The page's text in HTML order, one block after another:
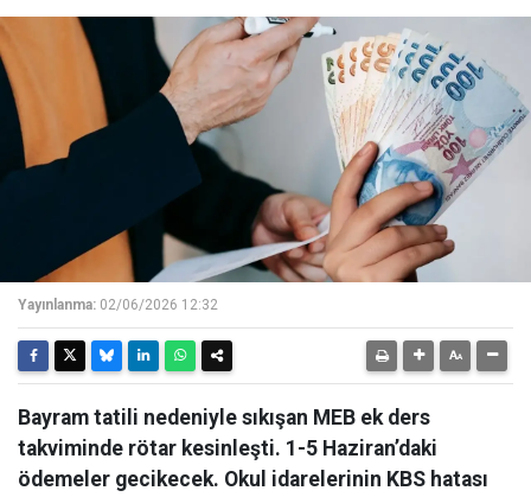
Yayınlanma: 02/06/2026 12:32
Bayram tatili nedeniyle sıkışan MEB ek ders
takviminde rötar kesinleşti. 1-5 Haziran’daki
ödemeler gecikecek. Okul idarelerinin KBS hatası